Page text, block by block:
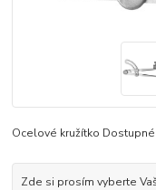
Ocelové kružítko
Zde si prosím vyberte